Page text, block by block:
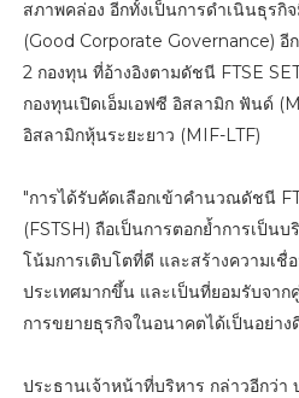
สภาพคล่อง อีกทั้งเป็นการดำเนินธุรกิ
(Good Corporate Governance) อี
2 กองทุน ที่อ้างอิงตามดัชนี FTSE
กองทุนเปิดเอ็มเอฟซี อิสลามิก ฟันด์
อิสลามิกหุ้นระยะยาว (MIF-LTF)
"การได้รับคัดเลือกเข้าคำนวณดัชนี
(FSTSH) ถือเป็นการตอกย้ำการเป็
โน้มการเติบโตที่ดี และสร้างความเ
ประเทศมากขึ้น และเป็นที่ยอมรับจา
การขยายธุรกิจในอนาคตได้เป็นอย่าง
ประธานเจ้าหน้าที่บริหาร กล่าวอีกว่